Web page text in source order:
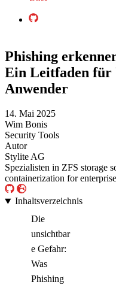
Phishing
Ein Leitfaden für
Anwender
14. Mai 2025
Wim Bonis
Security Tools
Autor
Stylite AG
Spezialisten in ZFS storage
containerization for
Inhaltsverzeichnis
Die
unsichtbar
e Gefahr:
Was
Phishing